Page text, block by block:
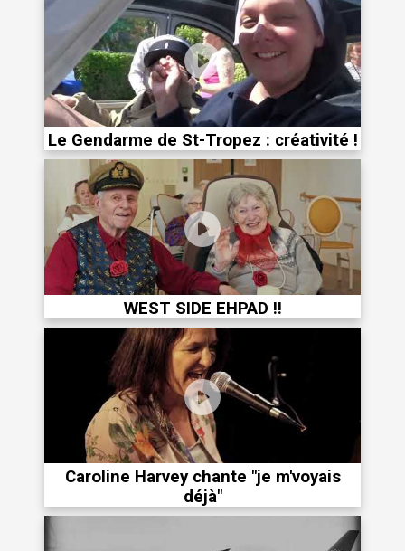
Le Gendarme de St-Tropez : créativité !
WEST SIDE EHPAD !!
Caroline Harvey chante "je m'voyais
déjà"